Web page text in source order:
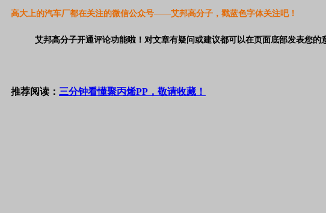
高大上的汽车厂都在关注的微信公众号——艾邦高分子，戳蓝色字体关注吧！
艾邦高分子开通评论功能啦！对文章有疑问或建议都可以在页面底部发表您
推荐阅读： 三分钟看懂聚丙烯PP，敬请收藏！